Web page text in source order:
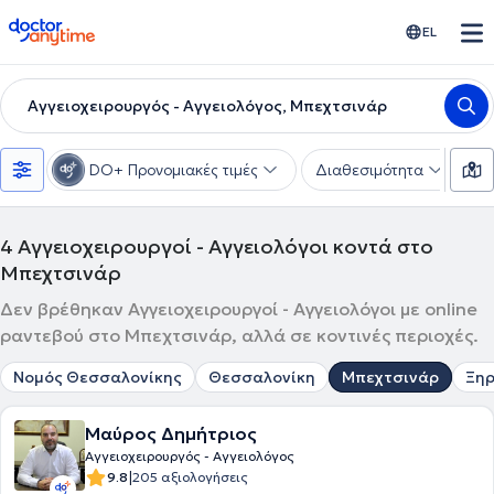
doctoranytime EL
Αγγειοχειρουργός - Αγγειολόγος, Μπεχτσινάρ
DO+ Προνομιακές τιμές Διαθεσιμότητα
4 Αγγειοχειρουργοί - Αγγειολόγοι κοντά στο
Μπεχτσινάρ
Δεν βρέθηκαν Αγγειοχειρουργοί - Αγγειολόγοι με online
ραντεβού στο Μπεχτσινάρ, αλλά σε κοντινές περιοχές.
Νομός Θεσσαλονίκης Θεσσαλονίκη Μπεχτσινάρ
Μαύρος Δημήτριος
Αγγειοχειρουργός - Αγγειολόγος
9.8|205 αξιολογήσεις